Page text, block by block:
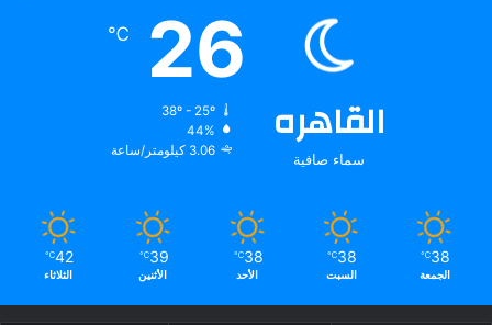
القاهره
سماء صافية
26
℃
38º - 25º
44%
3.06 كيلومتر/ساعة
38
℃
الجمعة
38
℃
السبت
38
℃
الأحد
39
℃
الأثنين
42
℃
الثلاثاء